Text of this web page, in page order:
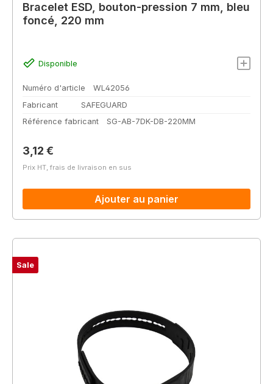
Bracelet ESD, bouton-pression 7 mm, bleu
foncé, 220 mm
Disponible
Numéro d'article
WL42056
Fabricant
SAFEGUARD
Référence fabricant
SG-AB-7DK-DB-220MM
Prix régulier :
3,12 €
Prix HT, frais de livraison en sus
Ajouter au panier
Sale